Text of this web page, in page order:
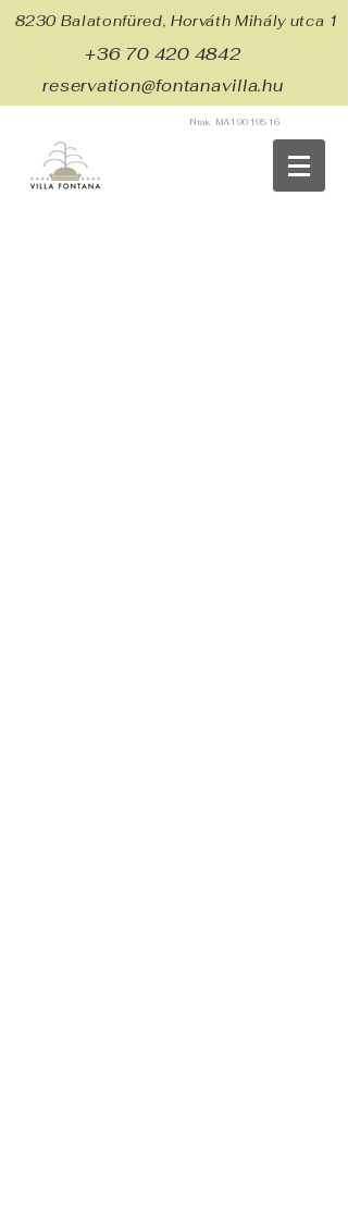
8230 Balatonfüred, Horváth Mihály utca 1
+36 70 420 4842
reservation@fontanavilla.hu
Ntak MA19019516